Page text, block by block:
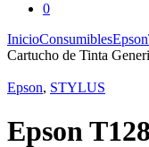
0
InicioConsumiblesEpson
Cartucho de Tinta
Epson, STYLUS
Epson